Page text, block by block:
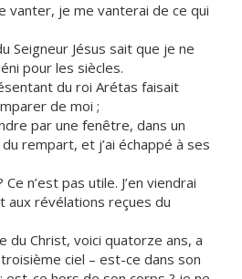
vanter, je me vanterai de ce qui
Seigneur Jésus sait que je ne
pour les siècles.
du roi Arétas faisait
de moi ;
par une fenêtre, dans un
rempart, et j’ai échappé à ses
n’est pas utile. J’en viendrai
aux révélations reçues du
du Christ, voici quatorze ans, a
ciel – est-ce dans son